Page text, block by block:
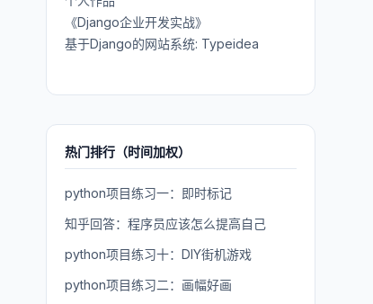
《Django企业开发实战》
基于Django的网站系统: Typeidea
热门排行（时间加权）
python项目练习一：即时标记
知乎回答：程序员应该怎么提高自己
python项目练习十：DIY街机游戏
python项目练习二：画幅好画